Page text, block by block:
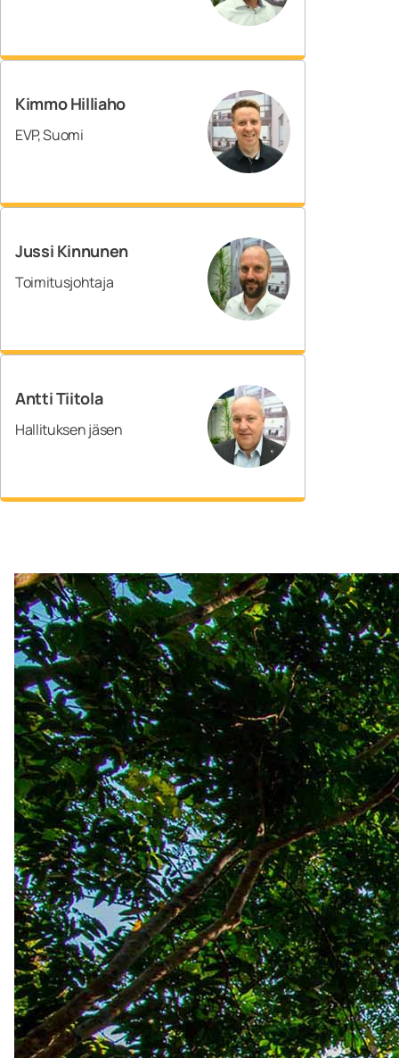
Kimmo Hilliaho
EVP, Suomi
Jussi Kinnunen
Toimitusjohtaja
Antti Tiitola
Hallituksen jäsen